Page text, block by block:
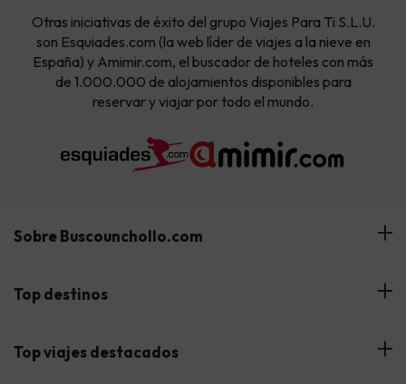
Otras iniciativas de éxito del grupo Viajes Para Ti S.L.U.
son Esquiades.com (la web líder de viajes a la nieve en
España) y Amimir.com, el buscador de hoteles con más
de 1.000.000 de alojamientos disponibles para
reservar y viajar por todo el mundo.
Sobre Buscounchollo.com
¿Quiénes somos?
Buscounchollo en los medios
Top destinos
Hoteles Andalucía
Top viajes destacados